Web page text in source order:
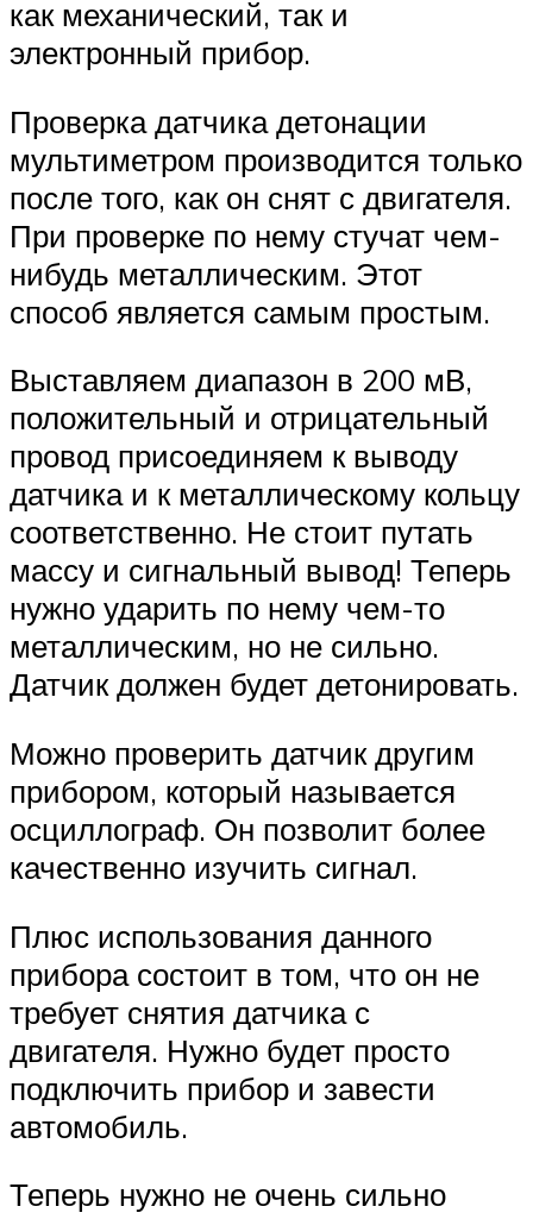
как механический, так и
электронный прибор.
Проверка датчика детонации
мультиметром производится только
после того, как он снят с двигателя.
При проверке по нему стучат чем-
нибудь металлическим. Этот
способ является самым простым.
Выставляем диапазон в 200 мВ,
положительный и отрицательный
провод присоединяем к выводу
датчика и к металлическому кольцу
соответственно. Не стоит путать
массу и сигнальный вывод! Теперь
нужно ударить по нему чем-то
металлическим, но не сильно.
Датчик должен будет детонировать.
Можно проверить датчик другим
прибором, который называется
осциллограф. Он позволит более
качественно изучить сигнал.
Плюс использования данного
прибора состоит в том, что он не
требует снятия датчика с
двигателя. Нужно будет просто
подключить прибор и завести
автомобиль.
Теперь нужно не очень сильно